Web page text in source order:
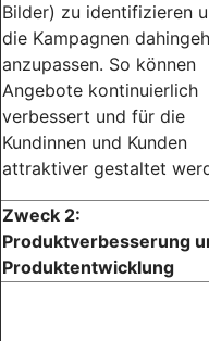
Bilder) zu identifizieren
die Kampagnen
anzupassen. So können
Angebote kontinuierlich
verbessert und für die
Kundinnen und Kunden
attraktiver gestaltet
Zweck 2:
Produktverbesserung
Produktentwicklung